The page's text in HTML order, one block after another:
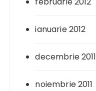
ianuarie 2012
decembrie 2011
noiembrie 2011